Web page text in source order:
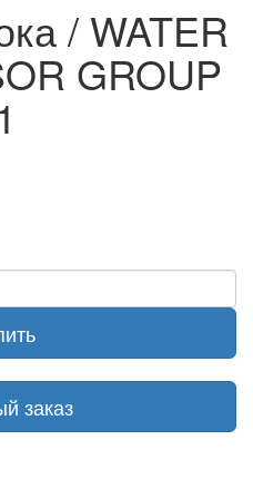
/ WATER
GROUP
заказ